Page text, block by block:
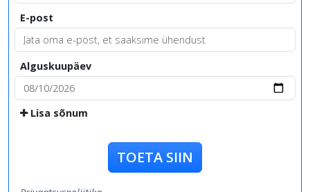
E-post
Alguskuupäev
Lisa sõnum
TOETA SIIN